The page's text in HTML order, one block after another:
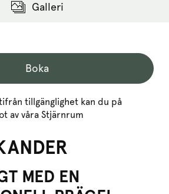
Galleri
MED EN
Boka
tillgänglighet kan du på
av våra Stjärnrum